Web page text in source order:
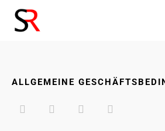
ALLGEMEINE